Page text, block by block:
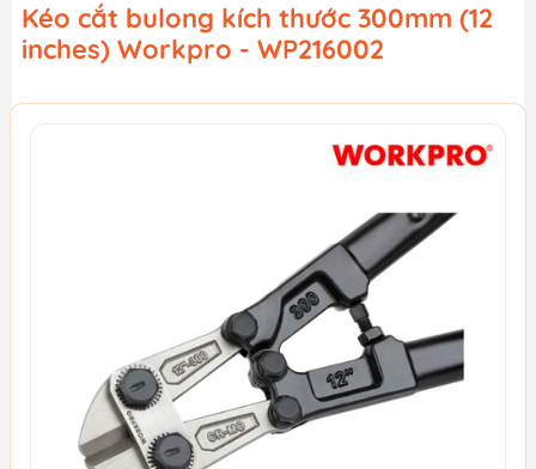
Kéo cắt bulong kích thước 300mm (12
inches) Workpro - WP216002